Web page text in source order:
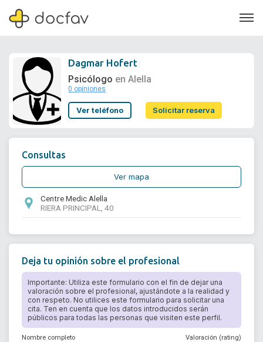
Soporte
Dagmar Hofert
Psicólogo en Alella
0 opiniones
Ver teléfono Solicitar reserva
Consultas
Ver mapa
Centre Medic Alella
RIERA PRINCIPAL, 40
Deja tu opinión sobre el profesional
Importante: Utiliza este formulario con el fin de dejar una
valoración sobre el profesional, ajustándote a la realidad y
con respeto. No utilices este formulario para solicitar una
cita. Ten en cuenta que los datos introducidos serán
públicos para todas las personas que visiten este perfil.
Nombre completo Valoración (rating)